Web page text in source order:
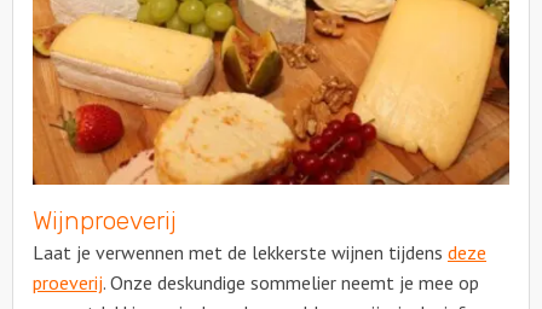
Wijnproeverij
Laat je verwennen met de lekkerste wijnen tijdens deze
proeverij. Onze deskundige sommelier neemt je mee op